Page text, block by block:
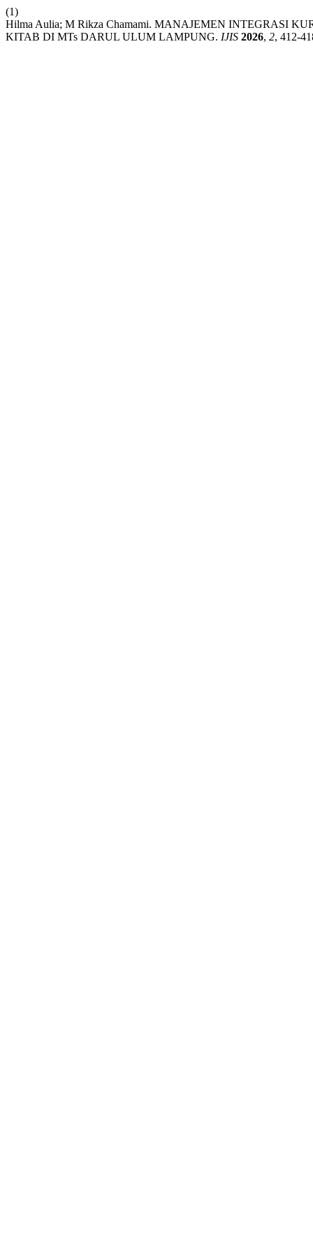
(1)
Hilma Aulia; M Rikza Chamami. MANAJEMEN INTEGRASI
KITAB DI MTs DARUL ULUM LAMPUNG. IJIS 2026, 2, 412-